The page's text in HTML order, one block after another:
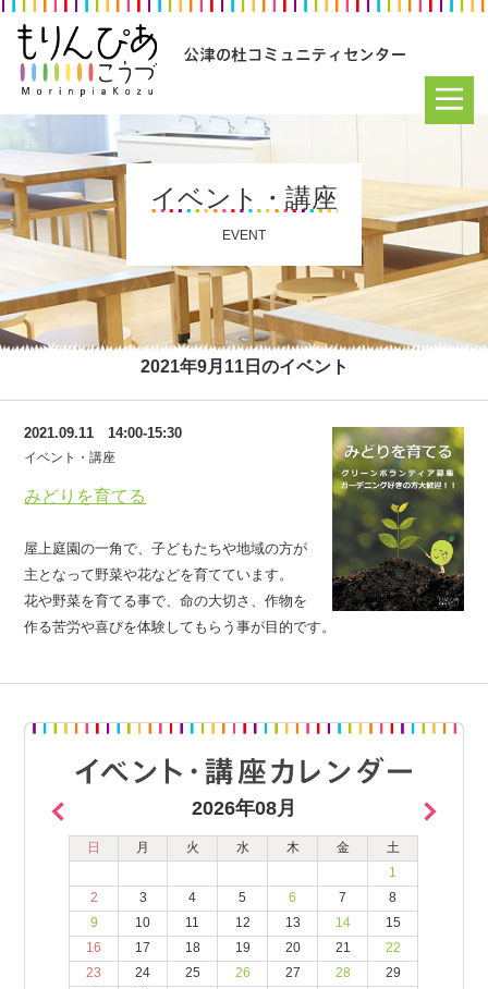
イベント・講座
EVENT
2021年9月11日のイベント
みどりを育てる
2021.09.11 14:00-15:30
イベント・講座
屋上庭園の一角で、子どもたちや地域の方が
主となって野菜や花などを育てています。
花や野菜を育てる事で、命の大切さ、作物を
作る苦労や喜びを体験してもらう事が目的です。
2026年08月
日 月 火 水 木 金
土
1
2
3 4 5 6 7
8
9
10 11 12 13 14
15
16
17 18 19 20 21
22
23
24 25 26 27 28
29